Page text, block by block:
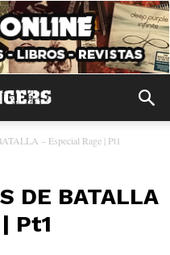
– Especial Rage | Pt1
DE BATALLA
Pt1